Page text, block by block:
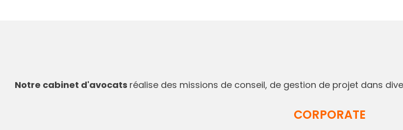
Notre cabinet d'avocats réalise des missions de conseil, de gestion de projet dans
CORPORATE